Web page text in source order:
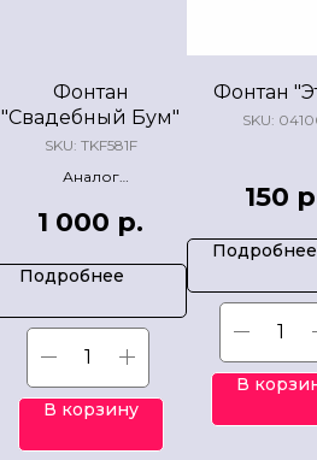
Фонтан
"Свадебный Бум"
SKU: TKF581F
Аналог
"холодных фонтанов".
1 000 р.
Подробнее
В корзину
Фонтан
SKU:
150
Подробнее
В